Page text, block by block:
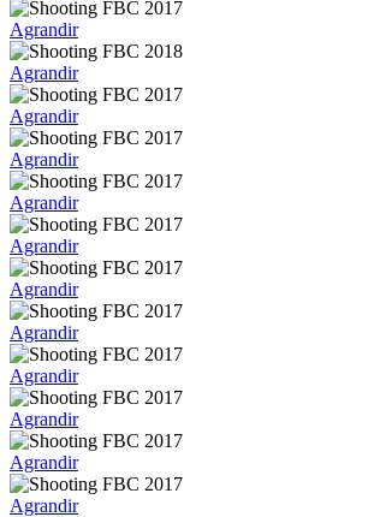
Agrandir
Agrandir
Agrandir
Agrandir
Agrandir
Agrandir
Agrandir
Agrandir
Agrandir
Agrandir
Agrandir
Agrandir